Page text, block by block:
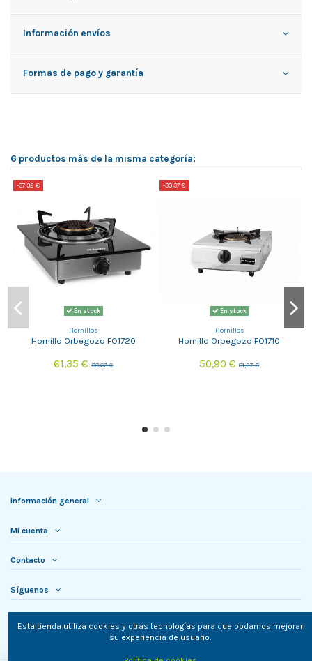
Información envíos
Formas de pago y garantía
6 productos más de la misma categoría:
-37,32 €
En stock
Hornillos
Hornillo Orbegozo FO1720
61,35 €98,67 €
-30,37 €
En stock
Hornillos
Hornillo Orbegozo FO1710
50,90 €81,27 €
Información general
Mi cuenta
Contacto
Síguenos
Esta tienda utiliza cookies y otras tecnologías para que podamos mejorar
su experiencia de usuario.